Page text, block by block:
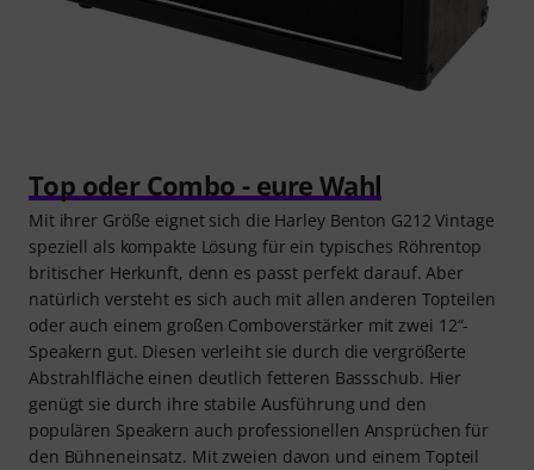
Top oder Combo - eure Wahl
Mit ihrer Größe eignet sich die Harley Benton G212 Vintage
speziell als kompakte Lösung für ein typisches Röhrentop
britischer Herkunft, denn es passt perfekt darauf. Aber
natürlich versteht es sich auch mit allen anderen Topteilen
oder auch einem großen Comboverstärker mit zwei 12“-
Speakern gut. Diesen verleiht sie durch die vergrößerte
Abstrahlfläche einen deutlich fetteren Bassschub. Hier
genügt sie durch ihre stabile Ausführung und den
populären Speakern auch professionellen Ansprüchen für
den Bühneneinsatz. Mit zweien davon und einem Topteil